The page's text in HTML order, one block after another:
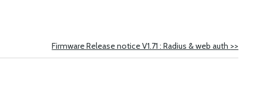
Firmware Release notice V1.71 : Radius & web auth >>